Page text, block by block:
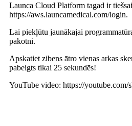
Launca Cloud Platform tagad ir
https://aws.launcamedical.com/login.
Lai piekļūtu jaunākajai
pakotni.
Apskatiet zibens ātro vienas arkas
pabeigts tikai 25 sekundēs!
YouTube video: https://youtube.com/